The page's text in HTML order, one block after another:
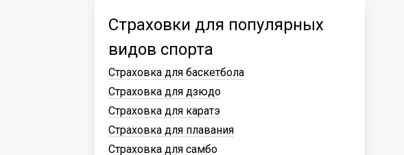
Страховки для популярных
видов спорта
Страховка для баскетбола
Страховка для дзюдо
Страховка для каратэ
Страховка для плавания
Страховка для самбо